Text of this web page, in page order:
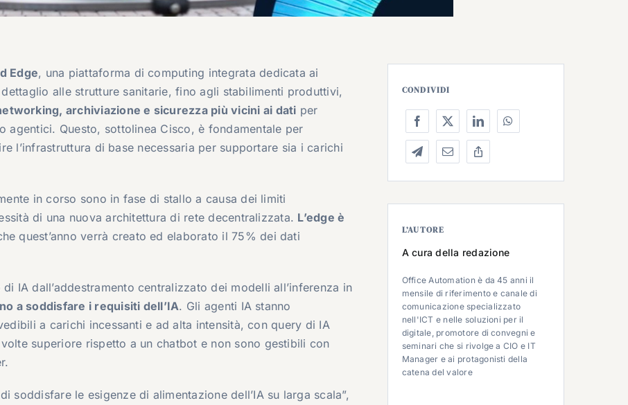
Edge, una piattaforma di computing integrata dedicata ai
alle strutture sanitarie, fino agli stabilimenti produttivi,
archiviazione e sicurezza più vicini ai dati per
agentici. Questo, sottolinea Cisco, è fondamentale per
l’infrastruttura di base necessaria per supportare sia i carichi
in corso sono in fase di stallo a causa dei limiti
di una nuova architettura di rete decentralizzata. L’edge è
quest’anno verrà creato ed elaborato il 75% dei dati
IA dall’addestramento centralizzato dei modelli all’inferenza in
a soddisfare i requisiti dell’IA. Gli agenti IA stanno
a carichi incessanti e ad alta intensità, con query di IA
superiore rispetto a un chatbot e non sono gestibili con
soddisfare le esigenze di alimentazione dell’IA su larga scala”,
CONDIVIDI
L’AUTORE
A cura della redazione
Office Automation è da 45 anni il
mensile di riferimento e canale di
comunicazione specializzato
nell'ICT e nelle soluzioni per il
digitale, promotore di convegni e
seminari che si rivolge a CIO e IT
Manager e ai protagonisti della
catena del valore